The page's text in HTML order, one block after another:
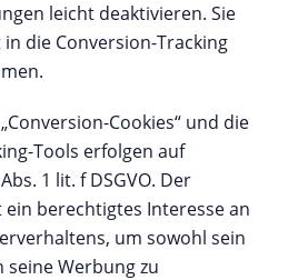
leicht deaktivieren. Sie
die Conversion-Tracking
Cookies“ und die
Tools erfolgen auf
1 lit. f DSGVO. Der
berechtigtes Interesse an
um sowohl sein
seine Werbung zu